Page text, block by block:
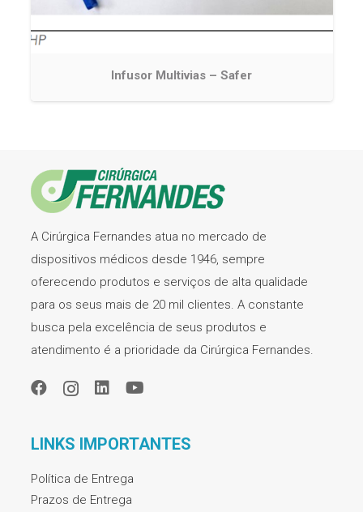
Infusor Multivias – Safer
A Cirúrgica Fernandes atua no mercado de
dispositivos médicos desde 1946, sempre
oferecendo produtos e serviços de alta qualidade
para os seus mais de 20 mil clientes. A constante
busca pela excelência de seus produtos e
atendimento é a prioridade da Cirúrgica Fernandes.
LINKS IMPORTANTES
Política de Entrega
Prazos de Entrega